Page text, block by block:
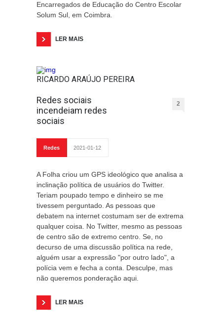
Encarregados de Educação do Centro Escolar
Solum Sul, em Coimbra.
LER MAIS
RICARDO ARAÚJO PEREIRA
Redes sociais
incendeiam redes
sociais
2
Redes 2021-01-12
A Folha criou um GPS ideológico que analisa a
inclinação política de usuários do Twitter.
Teriam poupado tempo e dinheiro se me
tivessem perguntado. As pessoas que
debatem na internet costumam ser de extrema
qualquer coisa. No Twitter, mesmo as pessoas
de centro são de extremo centro. Se, no
decurso de uma discussão política na rede,
alguém usar a expressão "por outro lado", a
polícia vem e fecha a conta. Desculpe, mas
não queremos ponderação aqui.
LER MAIS